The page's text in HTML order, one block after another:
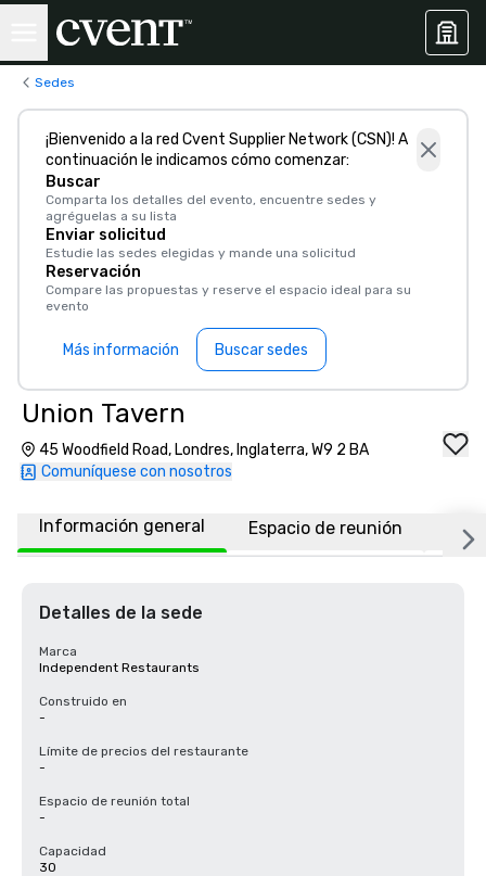
Sedes
¡Bienvenido a la red Cvent Supplier Network (CSN)! A
continuación le indicamos cómo comenzar:
Buscar
Comparta los detalles del evento, encuentre sedes y
agréguelas a su lista
Enviar solicitud
Estudie las sedes elegidas y mande una solicitud
Reservación
Compare las propuestas y reserve el espacio ideal para su
evento
Más información Buscar sedes
Union Tavern
45 Woodfield Road, Londres, Inglaterra, W9 2 BA
Comuníquese con nosotros
Información general Espacio de reunión
Detalles de la sede
Marca
Independent Restaurants
Construido en
-
Límite de precios del restaurante
-
Espacio de reunión total
-
Capacidad
30